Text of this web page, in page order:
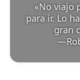
«No viajo
para ir. Lo
gran
—